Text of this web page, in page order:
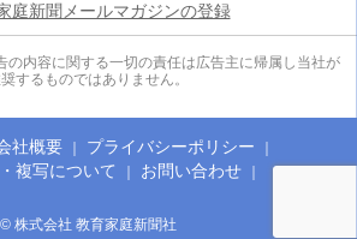
庭新聞メールマガジンの登録
内容に関する一切の責任は広告主に帰属し当社が
するものではありません。
© 株式会社 教育家庭新聞社
社概要
プライバシーポリシー
複写について
お問い合わせ